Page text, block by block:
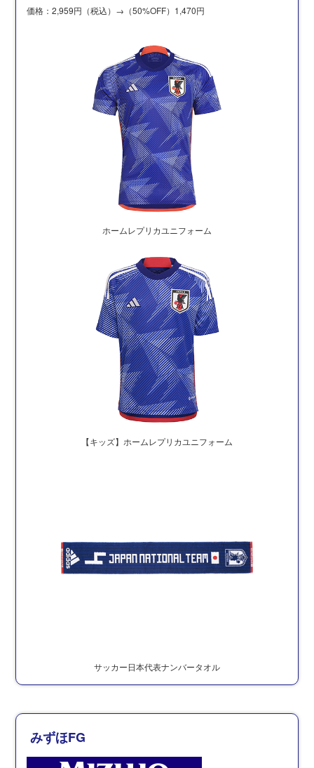
価格：2,959円（税込）→（50%OFF）1,470円
ホームレプリカユニフォーム
【キッズ】ホームレプリカユニフォーム
サッカー日本代表ナンバータオル
みずほFG